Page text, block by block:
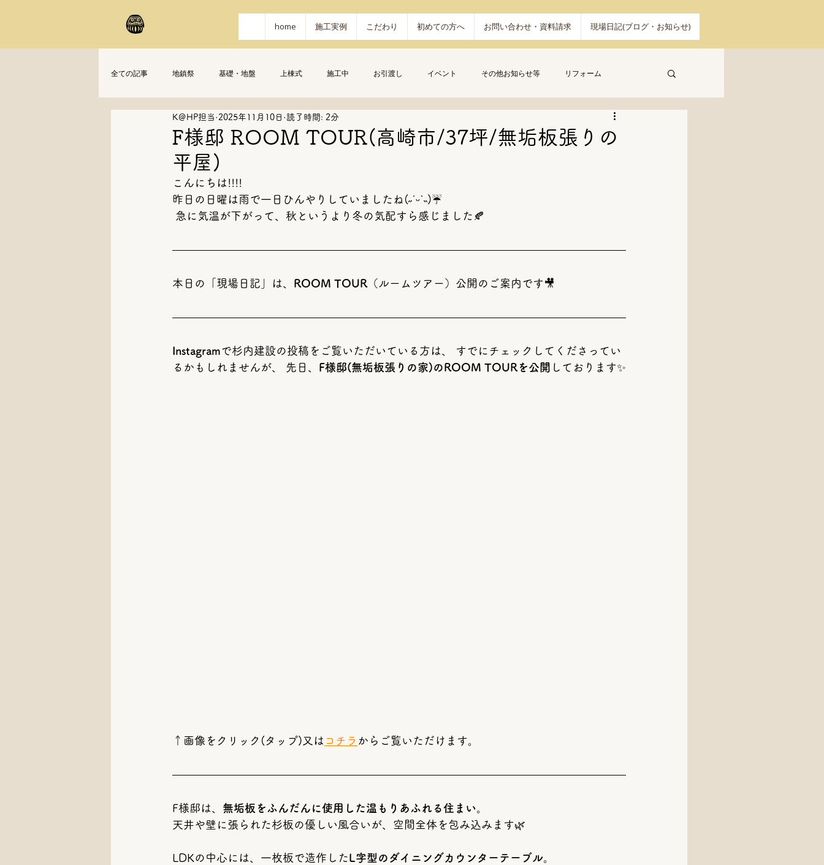
home 施工実例 こだわり 初めての方へ お問い合わせ・資料請求 現場日記(ブログ・お知らせ)
全ての記事 地鎮祭 基礎・地盤 上棟式 施工中 お引渡し イベント その他お知らせ等 リフォーム
F様邸 ROOM TOUR(高崎市/37坪/無垢板張りの
平屋)
K＠HP担当 2025年11月10日 読了時間: 2分
こんにちは!!!!
昨日の日曜は雨で一日ひんやりしていましたね(˶ˊᵕˋ˵)☔
急に気温が下がって、秋というより冬の気配すら感じました🍂
本日の「現場日記」は、 ROOM TOUR （ルームツアー）公開のご案内です🎥
Instagramで杉内建設の投稿をご覧いただいている方は、 すでにチェックしてくださってい
るかもしれませんが、 先日、 F様邸(無垢板張りの家)のROOM TOURを公開 しております✨
↑画像をクリック(タップ)又は コチラ からご覧いただけます。
F様邸は、 無垢板をふんだんに使用した温もりあふれる住まい。
天井や壁に張られた杉板の優しい風合いが、空間全体を包み込みます🌿
LDKの中心には、一枚板で造作したL字型のダイニングカウンターテーブル。